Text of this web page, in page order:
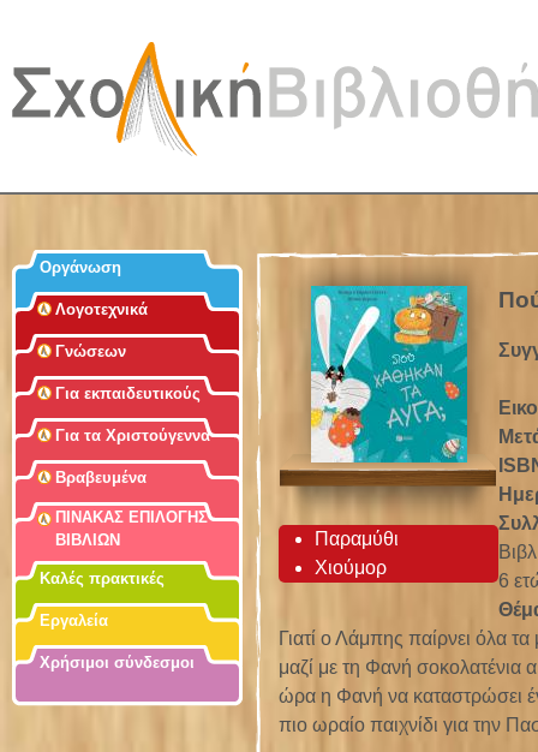
Παραμύθι
Χιούμορ
6
Γιατί ο Λάμπης παίρνει όλα
μαζί με τη Φανή
ώρα η Φανή να καταστρώσει
πιο ωραίο παιχνίδι για την
Οργάνωση
Λογοτεχνικά
Γνώσεων
Για εκπαιδευτικούς
Για τα Χριστούγεννα
Βραβευμένα
ΠΙΝΑΚΑΣ ΕΠΙΛΟΓΗΣ
ΒΙΒΛΙΩΝ
Καλές πρακτικές
Εργαλεία
Χρήσιμοι σύνδεσμοι